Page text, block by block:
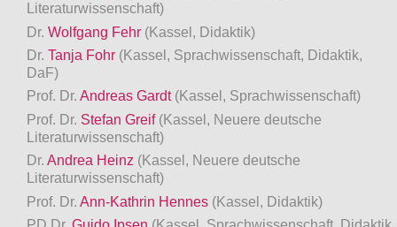
Literaturwissenschaft)
Dr. Wolfgang Fehr (Kassel, Didaktik)
Dr. Tanja Fohr (Kassel, Sprachwissenschaft, Didaktik,
DaF)
Prof. Dr. Andreas Gardt (Kassel, Sprachwissenschaft)
Prof. Dr. Stefan Greif (Kassel, Neuere deutsche
Literaturwissenschaft)
Dr. Andrea Heinz (Kassel, Neuere deutsche
Literaturwissenschaft)
Prof. Dr. Ann-Kathrin Hennes (Kassel, Didaktik)